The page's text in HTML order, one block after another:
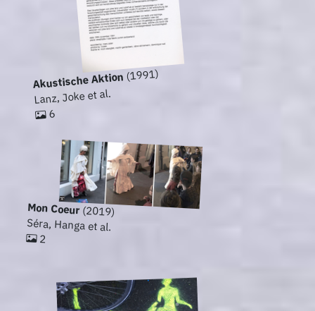
Akustische Aktion(1991)
Lanz, Joke et al.
6
Mon Coeur(2019)
Séra, Hanga et al.
2